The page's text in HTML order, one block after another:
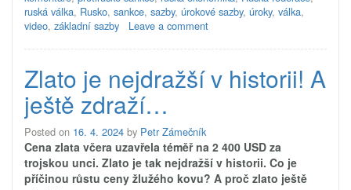
ruská válka, Rusko, sankce, sazby, úrokové sazby, úroky, válka,
video, základní sazby Leave a comment
Zlato je nejdražší v historii! A
ještě zdraží…
Posted on 16. 4. 2024 by Petr Zámečník
Cena zlata včera uzavřela téměř na 2 400 USD za
trojskou unci. Zlato je tak nejdražší v historii. Co je
příčinou růstu ceny žlužého kovu? A proč zlato ještě